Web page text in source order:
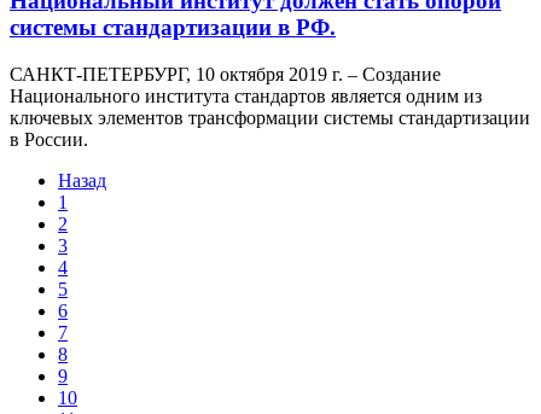
системы стандартизации в РФ.
САНКТ-ПЕТЕРБУРГ, 10 октября 2019 г. – Создание
Национального института стандартов является одним из
ключевых элементов трансформации системы стандартизации
в России.
Назад
1
2
3
4
5
6
7
8
9
10